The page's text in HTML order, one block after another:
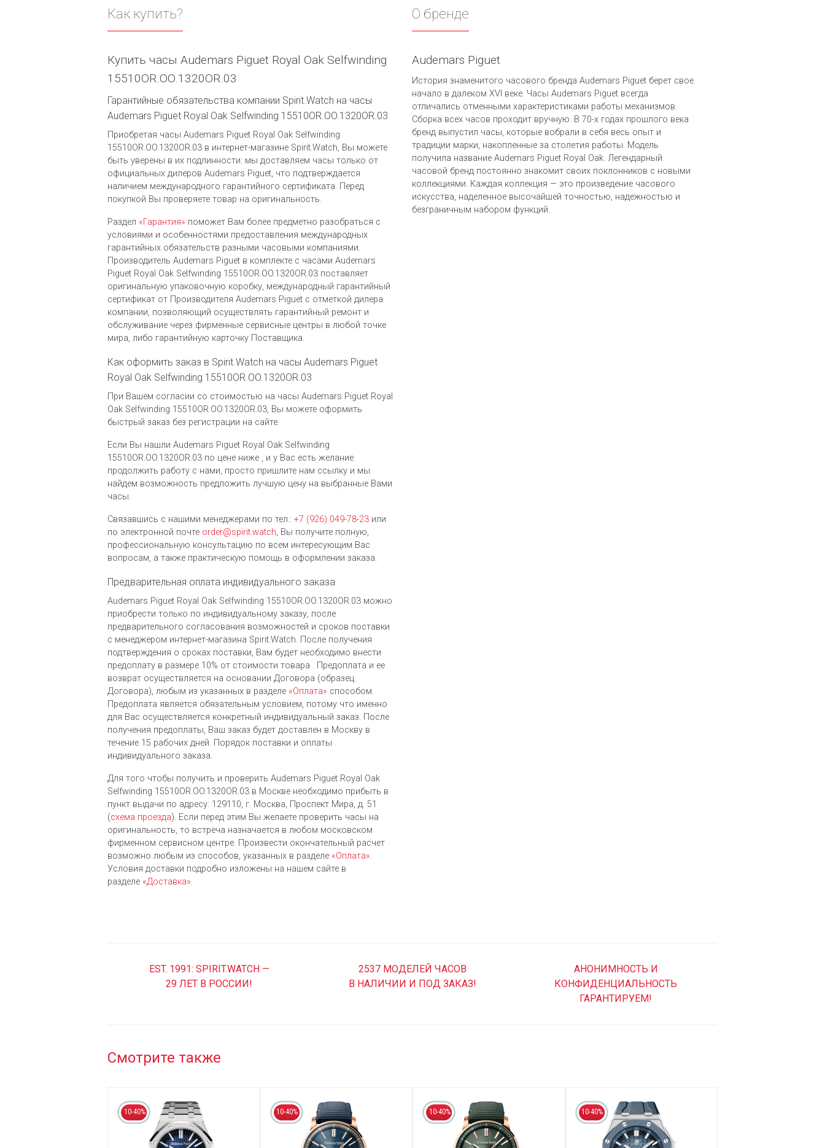
Как купить?
Купить часы Audemars Piguet Royal Oak Selfwinding
15510OR.OO.1320OR.03
Гарантийные обязательства компании Spirit.Watch на часы
Audemars Piguet Royal Oak Selfwinding 15510OR.OO.1320OR.03
Приобретая часы Audemars Piguet Royal Oak Selfwinding
15510OR.OO.1320OR.03 в интернет-магазине Spirit.Watch, Вы можете
быть уверены в их подлинности: мы доставляем часы только от
официальных дилеров Audemars Piguet, что подтверждается
наличием международного гарантийного сертификата. Перед
покупкой Вы проверяете товар на оригинальность.
Раздел «Гарантия» поможет Вам более предметно разобраться с
условиями и особенностями предоставления международных
гарантийных обязательств разными часовыми компаниями.
Производитель Audemars Piguet в комплекте с часами Audemars
Piguet Royal Oak Selfwinding 15510OR.OO.1320OR.03 поставляет
оригинальную упаковочную коробку, международный гарантийный
сертификат от Производителя Audemars Piguet c отметкой дилера
компании, позволяющий осуществлять гарантийный ремонт и
обслуживание через фирменные сервисные центры в любой точке
мира, либо гарантийную карточку Поставщика.
Как оформить заказ в Spirit.Watch на часы Audemars Piguet
Royal Oak Selfwinding 15510OR.OO.1320OR.03
При Вашем согласии со стоимостью на часы Audemars Piguet Royal
Oak Selfwinding 15510OR.OO.1320OR.03, Вы можете оформить
быстрый заказ без регистрации на сайте.
Если Вы нашли Audemars Piguet Royal Oak Selfwinding
15510OR.OO.1320OR.03 по цене ниже , и у Вас есть желание
продолжить работу с нами, просто пришлите нам ссылку и мы
найдем возможность предложить лучшую цену на выбранные Вами
часы.
Связавшись с нашими менеджерами по тел.: +7 (926) 049-78-23 или
по электронной почте order@spirit.watch, Вы получите полную,
профессиональную консультацию по всем интересующим Вас
вопросам, а также практическую помощь в оформлении заказа.
Предварительная оплата индивидуального заказа
Audemars Piguet Royal Oak Selfwinding 15510OR.OO.1320OR.03 можно
приобрести только по индивидуальному заказу, после
предварительного согласования возможностей и сроков поставки
с менеджером интернет-магазина Spirit.Watch. После получения
подтверждения о сроках поставки, Вам будет необходимо внести
предоплату в размере 10% от стоимости товара . Предоплата и ее
возврат осуществляется на основании Договора (образец
Договора), любым из указанных в разделе «Оплата» способом.
Предоплата является обязательным условием, потому что именно
для Вас осуществляется конкретный индивидуальный заказ. После
получения предоплаты, Ваш заказ будет доставлен в Москву в
течение 15 рабочих дней. Порядок поставки и оплаты
индивидуального заказа.
Для того чтобы получить и проверить Audemars Piguet Royal Oak
Selfwinding 15510OR.OO.1320OR.03 в Москве необходимо прибыть в
пункт выдачи по адресу: 129110, г. Москва, Проспект Мира, д. 51
(схема проезда). Если перед этим Вы желаете проверить часы на
оригинальность, то встреча назначается в любом московском
фирменном сервисном центре. Произвести окончательный расчет
возможно любым из cпособов, указанных в разделе «Оплата».
Условия доставки подробно изложены на нашем сайте в
разделе «Доставка».
О бренде
Audemars Piguet
История знаменитого часового бренда Audemars Piguet берет свое
начало в далеком XVI веке. Часы Audemars Piguet всегда
отличались отменными характеристиками работы механизмов.
Сборка всех часов проходит вручную. В 70-х годах прошлого века
бренд выпустил часы, которые вобрали в себя весь опыт и
традиции марки, накопленные за столетия работы. Модель
получила название Audemars Piguet Royal Oak. Легендарный
часовой бренд постоянно знакомит своих поклонников с новыми
коллекциями. Каждая коллекция — это произведение часового
искусства, наделенное высочайшей точностью, надежностью и
безграничным набором функций.
EST. 1991: SPIRIT.WATCH —
29 ЛЕТ В РОССИИ!
2537 МОДЕЛЕЙ ЧАСОВ
В НАЛИЧИИ И ПОД ЗАКАЗ!
АНОНИМНОСТЬ И
КОНФИДЕНЦИАЛЬНОСТЬ
ГАРАНТИРУЕМ!
Смотрите также
10-40% 10-40% 10-40% 10-40%